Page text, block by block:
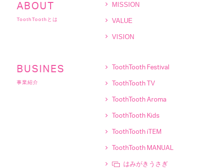
ABOUT
ToothToothとは
MISSION
VALUE
VISION
BUSINES
事業紹介
ToothTooth Festival
ToothTooth TV
ToothTooth Aroma
ToothTooth Kids
ToothTooth iTEM
ToothTooth MANUAL
はみがきうさぎ